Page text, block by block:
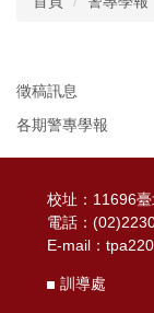
徵稿訊息
各期警專學報
校址：11696
電話：
E-mail：
訓導處